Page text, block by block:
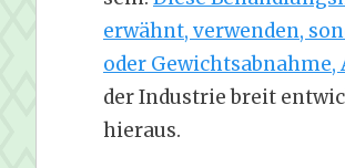
erwähnt, verwenden,
oder Gewichtsabnahme,
der Industrie breit
hieraus.